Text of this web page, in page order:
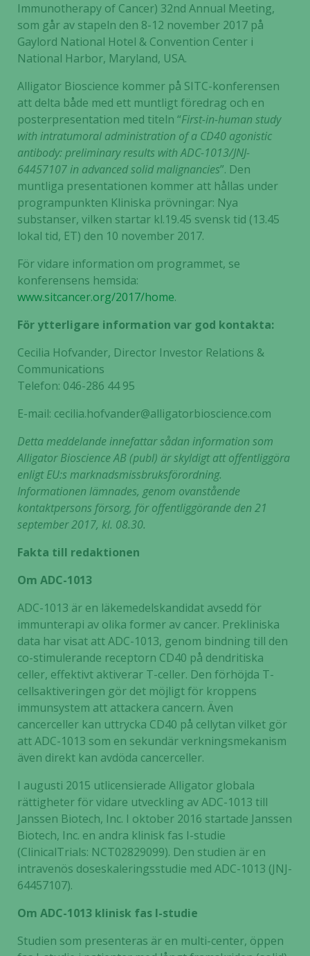
Immunotherapy of Cancer) 32nd Annual Meeting,
som går av stapeln den 8-12 november 2017 på
Gaylord National Hotel & Convention Center i
National Harbor, Maryland, USA.
Alligator Bioscience kommer på SITC-konferensen
att delta både med ett muntligt föredrag och en
posterpresentation med titeln “First-in-human study
with intratumoral administration of a CD40 agonistic
antibody: preliminary results with ADC-1013/JNJ-
64457107 in advanced solid malignancies”. Den
muntliga presentationen kommer att hållas under
programpunkten Kliniska prövningar: Nya
substanser, vilken startar kl.19.45 svensk tid (13.45
lokal tid, ET) den 10 november 2017.
För vidare information om programmet, se
konferensens hemsida:
www.sitcancer.org/2017/home.
För ytterligare information var god kontakta:
Cecilia Hofvander, Director Investor Relations &
Communications
Telefon: 046-286 44 95
E-mail: cecilia.hofvander@alligatorbioscience.com
Detta meddelande innefattar sådan information som
Alligator Bioscience AB (publ) är skyldigt att offentliggöra
enligt EU:s marknadsmissbruksförordning.
Informationen lämnades, genom ovanstående
kontaktpersons försorg, för offentliggörande den 21
september 2017, kl. 08.30.
Fakta till redaktionen
Om ADC-1013
ADC-1013 är en läkemedelskandidat avsedd för
immunterapi av olika former av cancer. Prekliniska
data har visat att ADC-1013, genom bindning till den
co-stimulerande receptorn CD40 på dendritiska
celler, effektivt aktiverar T-celler. Den förhöjda T-
cellsaktiveringen gör det möjligt för kroppens
immunsystem att attackera cancern. Även
cancerceller kan uttrycka CD40 på cellytan vilket gör
att ADC-1013 som en sekundär verkningsmekanism
även direkt kan avdöda cancerceller.
I augusti 2015 utlicensierade Alligator globala
rättigheter för vidare utveckling av ADC-1013 till
Janssen Biotech, Inc. I oktober 2016 startade Janssen
Biotech, Inc. en andra klinisk fas I-studie
(ClinicalTrials: NCT02829099). Den studien är en
intravenös doseskaleringsstudie med ADC-1013 (JNJ-
64457107).
Om ADC-1013 klinisk fas I-studie
Studien som presenteras är en multi-center, öppen